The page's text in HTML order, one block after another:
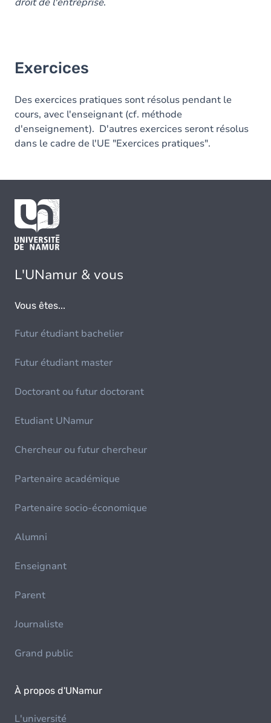
Exercices
Des exercices pratiques sont résolus pendant le
cours, avec l'enseignant (cf. méthode
d'enseignement). D'autres exercices seront résolus
dans le cadre de l'UE "Exercices pratiques".
L'UNamur & vous
Vous êtes...
Futur étudiant bachelier
Futur étudiant master
Doctorant ou futur doctorant
Etudiant UNamur
Chercheur ou futur chercheur
Partenaire académique
Partenaire socio-économique
Alumni
Enseignant
Parent
Journaliste
Grand public
À propos d'UNamur
L'université